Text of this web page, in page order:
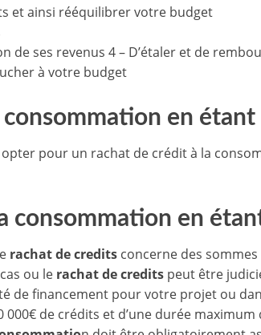
et ainsi rééquilibrer votre budget
de ses revenus 4 – D’étaler et de
à votre budget
consommation en
pour un rachat de crédit à la
consommation en
rachat de credits concerne des
ou le rachat de credits peut être
de financement pour votre projet ou
de crédits et d’une durée